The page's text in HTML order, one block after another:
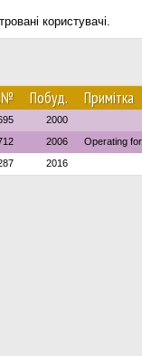
користувачі.
Побуд. Примітка
2000
2006 Operating
2016